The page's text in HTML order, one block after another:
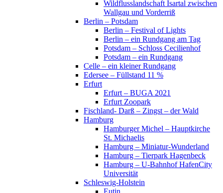
Wildflusslandschaft Isartal zwischen
Wallgau und Vorderriß
Berlin – Potsdam
Berlin – Festival of Lights
Berlin – ein Rundgang am Tag
Potsdam – Schloss Cecilienhof
Potsdam – ein Rundgang
Celle – ein kleiner Rundgang
Edersee – Füllstand 11 %
Erfurt
Erfurt – BUGA 2021
Erfurt Zoopark
Fischland- Darß – Zingst – der Wald
Hamburg
Hamburger Michel – Hauptkirche
St. Michaelis
Hamburg – Miniatur-Wunderland
Hamburg – Tierpark Hagenbeck
Hamburg – U-Bahnhof HafenCity
Universität
Schleswig-Holstein